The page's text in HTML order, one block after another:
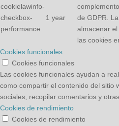
cookielawinfo-
checkbox-
performance
1 year
de GDPR.
almacenar
las cookies
Cookies funcionales
Cookies funcionales
Las cookies funcionales ayudan a
como compartir el contenido del sitio
sociales, recopilar comentarios y
Cookies de rendimiento
Cookies de rendimiento